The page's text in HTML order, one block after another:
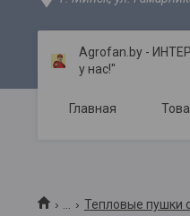
Agrofan.by -
у нас!"
Главная
Тепловые пушки